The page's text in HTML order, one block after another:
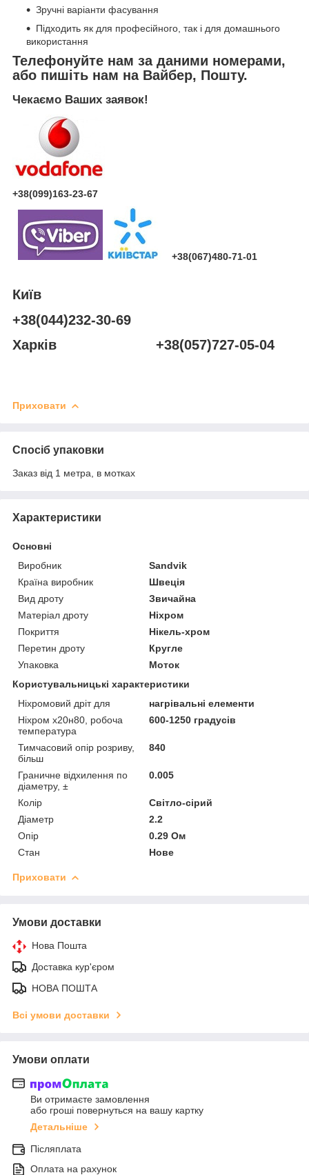
Зручні варіанти фасування
Підходить як для професійного, так і для домашнього
використання
Телефонуйте нам за даними номерами,
або пишіть нам на Вайбер, Пошту.
Чекаємо Ваших заявок!
+38(099)163-23-67
+38(067)480-71-01
Київ
+38(044)232-30-69
Харків +38(057)727-05-04
Приховати
Спосіб упаковки
Заказ від 1 метра, в мотках
Характеристики
Основні
Виробник
Sandvik
Країна виробник
Швеція
Вид дроту
Звичайна
Матеріал дроту
Ніхром
Покриття
Нікель-хром
Перетин дроту
Кругле
Упаковка
Моток
Користувальницькі характеристики
Ніхромовий дріт для
нагрівальні елементи
Ніхром х20н80, робоча
температура
600-1250 градусів
Тимчасовий опір розриву,
більш
840
Граничне відхилення по
діаметру, ±
0.005
Колір
Світло-сірий
Діаметр
2.2
Опір
0.29 Ом
Стан
Нове
Приховати
Умови доставки
Нова Пошта
Доставка кур'єром
НОВА ПОШТА
Всі умови доставки
Умови оплати
Ви отримаєте замовлення
або гроші повернуться на вашу картку
Детальніше
Післяплата
Оплата на рахунок